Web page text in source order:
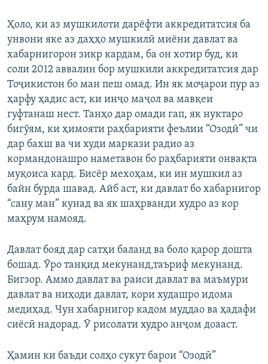
Ҳоло, ки аз мушкилоти дарёфти аккредитатсия ба
унвони яке аз даҳҳо мушкилӣ миёни давлат ва
хабарнигорон зикр кардам, ба он хотир буд, ки
соли 2012 аввалин бор мушкили аккредитатсия дар
Тоҷикистон бо ман пеш омад. Ин як моҷарои пур аз
ҳарфу ҳадис аст, ки инҷо маҷол ва мавқеи
гуфтанаш нест. Танҳо дар омади гап, як нуктаро
бигӯям, ки ҳимояти раҳбарияти феълии “Озодӣ” чи
дар бахш ва чи худи маркази радио аз
кормандонашро наметавон бо раҳбарияти онвақта
муқоиса кард. Бисёр мехоҳам, ки ин мушкил аз
байн бурда шавад. Айб аст, ки давлат бо хабарнигор
“сану ман” кунад ва як шаҳрванди худро аз кор
маҳрум намояд.
Давлат бояд дар сатҳи баланд ва боло қарор дошта
бошад. Ӯро танқид мекунанд,таъриф мекунанд.
Бигзор. Аммо давлат ва раиси давлат ва маъмури
давлат ва ниҳоди давлат, кори худашро идома
медиҳад. Чун хабарнигор кадом муддао ва ҳадафи
сиёсӣ надорад. Ӯ рисолати худро анҷом доааст.
Ҳамин ки баъди солҳо сукут барои “Озодӣ”